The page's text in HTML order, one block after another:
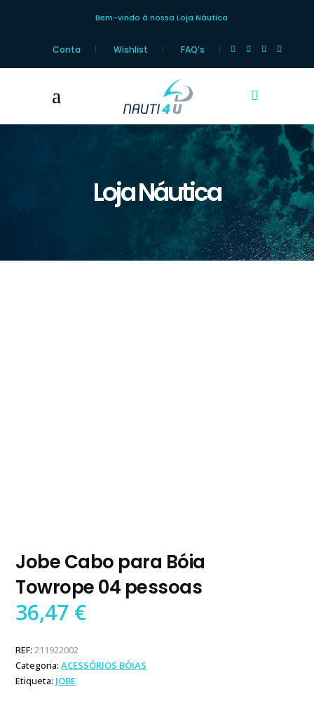
Bem-vindo à nossa Loja Náutica
Conta Wishlist FAQ’s
Loja Náutica
Jobe Cabo para Bóia
Towrope 04 pessoas
36,47 €
REF:211922002
Categoria:ACESSÓRIOS BÓIAS
Etiqueta: JOBE